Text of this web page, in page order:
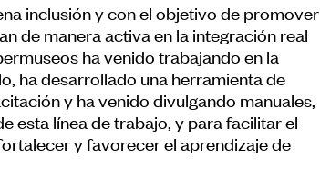
inclusión y con el objetivo de promover
de manera activa en la integración real
ha venido trabajando en la
ha desarrollado una herramienta de
y ha venido divulgando manuales,
esta línea de trabajo, y para facilitar el
y favorecer el aprendizaje de